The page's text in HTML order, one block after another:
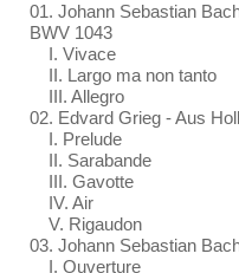
01. Johann Sebastian
BWV 1043
I. Vivace
II. Largo ma non tanto
III. Allegro
02. Edvard Grieg - Aus
I. Prelude
II. Sarabande
III. Gavotte
IV. Air
V. Rigaudon
03. Johann Sebastian
I. Ouverture